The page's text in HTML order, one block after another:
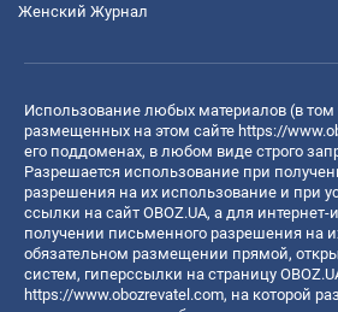
Женский Журнал
Использование любых материалов (в том
размещенных на этом сайте https://
его поддоменах, в любом виде строго
Разрешается использование при
разрешения на их использование и при
ссылки на сайт OBOZ.UA, а для
получении письменного разрешения на
обязательном размещении прямой,
систем, гиперссылки на страницу
https://www.obozrevatel.com, на которой